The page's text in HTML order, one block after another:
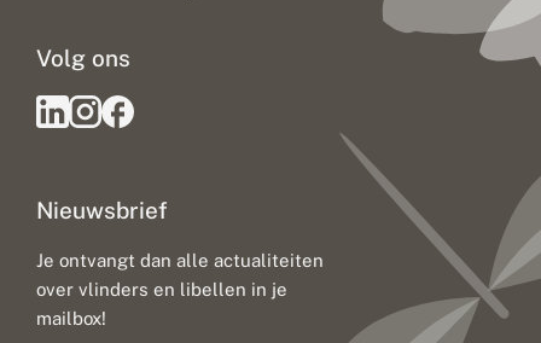
Nieuwsbrief
Je ontvangt dan alle actualiteiten
over vlinders en libellen in je
mailbox!
Volg ons